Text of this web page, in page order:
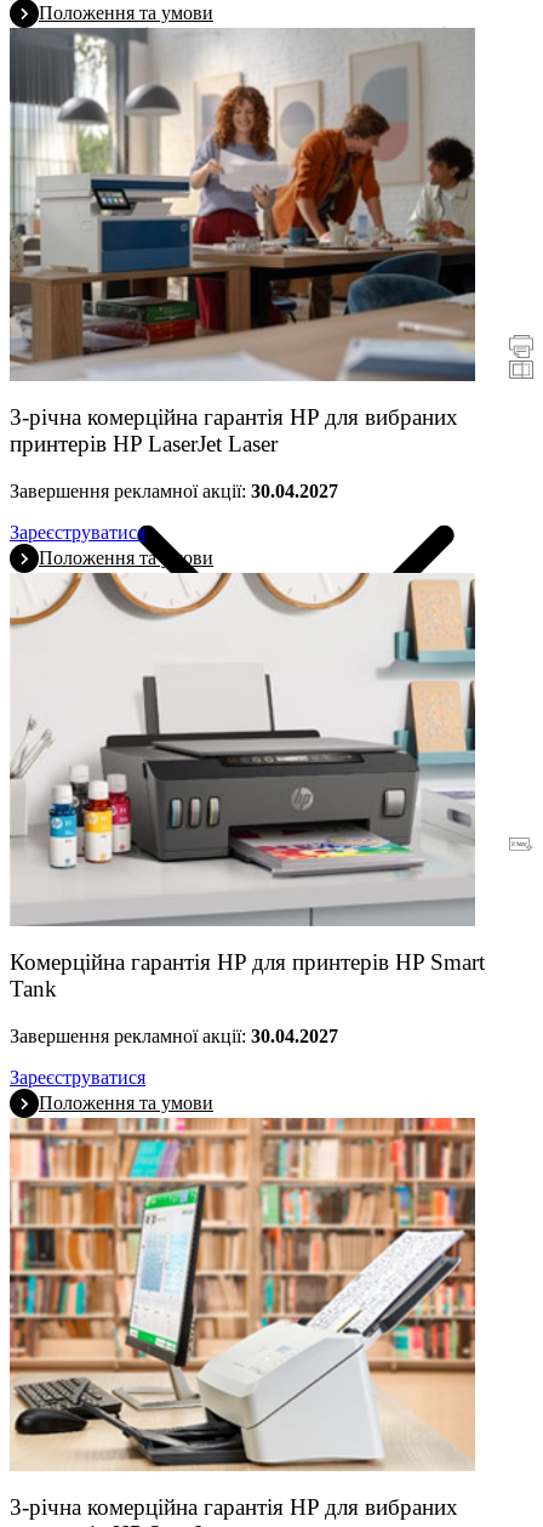
Принтери
Сканери
Рекламні акції
Гарантія
Положення та умови
3-річна комерційна гарантія HP для вибраних
принтерів HP LaserJet Laser
Завершення рекламної акції: 30.04.2027
Зареєструватися
Положення та умови
Комерційна гарантія HP для принтерів HP Smart
Tank
Завершення рекламної акції: 30.04.2027
Зареєструватися
Положення та умови
3-річна комерційна гарантія HP для вибраних